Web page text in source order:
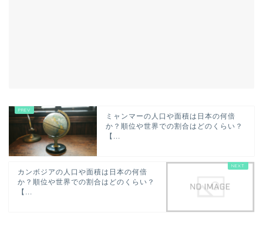
ミャンマーの人口や面積は日本の何倍
か？順位や世界での割合はどのくらい？
【...
カンボジアの人口や面積は日本の何倍
か？順位や世界での割合はどのくらい？
【...